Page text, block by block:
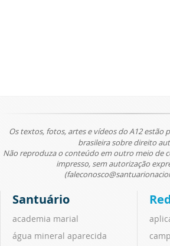
Os textos, fotos, artes e vídeos do A12 estão
brasileira sobre direito
Não reproduza o conteúdo em outro meio de
impresso, sem autorização
Santuário
academia marial
água mineral aparecida